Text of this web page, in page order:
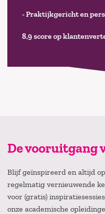
- Praktijkgericht en
8,9 score op
De vooruitgang
Blijf geïnspireerd en altijd
regelmatig vernieuwende
voor (gratis)
onze academische